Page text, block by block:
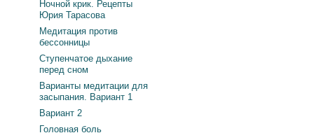
Ночной крик. Рецепты
Юрия Тарасова
Медитация против
бессонницы
Ступенчатое дыхание
перед сном
Варианты медитации для
засыпания. Вариант 1
Вариант 2
Головная боль